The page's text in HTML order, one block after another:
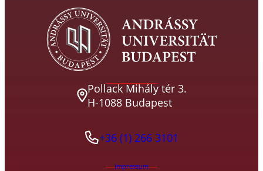
Pollack Mihály tér 3.
H-1088 Budapest
+36 (1) 266 3101
Impressum